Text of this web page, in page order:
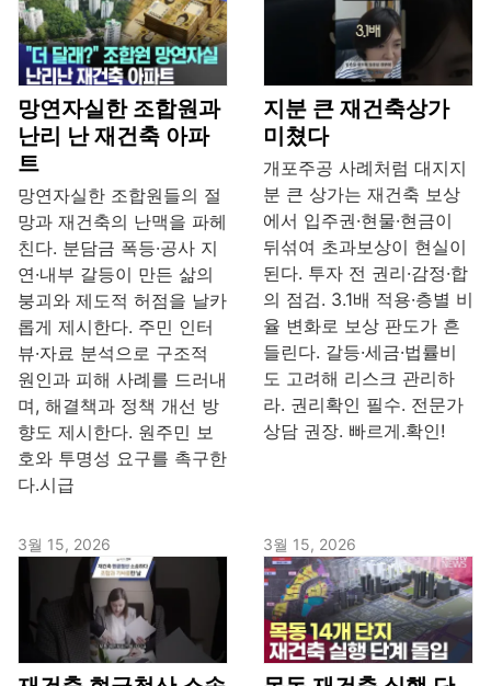
망연자실한 조합원과
난리 난 재건축 아파
트
망연자실한 조합원들의 절
망과 재건축의 난맥을 파헤
친다. 분담금 폭등·공사 지
연·내부 갈등이 만든 삶의
붕괴와 제도적 허점을 날카
롭게 제시한다. 주민 인터
뷰·자료 분석으로 구조적
원인과 피해 사례를 드러내
며, 해결책과 정책 개선 방
향도 제시한다. 원주민 보
호와 투명성 요구를 촉구한
다.시급
지분 큰 재건축상가
미쳤다
개포주공 사례처럼 대지지
분 큰 상가는 재건축 보상
에서 입주권·현물·현금이
뒤섞여 초과보상이 현실이
된다. 투자 전 권리·감정·합
의 점검. 3.1배 적용·층별 비
율 변화로 보상 판도가 흔
들린다. 갈등·세금·법률비
도 고려해 리스크 관리하
라. 권리확인 필수. 전문가
상담 권장. 빠르게.확인!
3월 15, 2026 3월 15, 2026